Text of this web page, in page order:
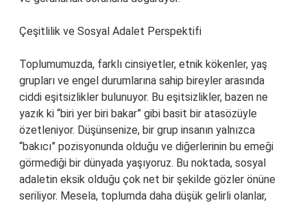
Çeşitlilik ve Sosyal Adalet Perspektifi
Toplumumuzda, farklı cinsiyetler, etnik kökenler, yaş
grupları ve engel durumlarına sahip bireyler arasında
ciddi eşitsizlikler bulunuyor. Bu eşitsizlikler, bazen ne
yazık ki “biri yer biri bakar” gibi basit bir atasözüyle
özetleniyor. Düşünsenize, bir grup insanın yalnızca
“bakıcı” pozisyonunda olduğu ve diğerlerinin bu emeği
görmediği bir dünyada yaşıyoruz. Bu noktada, sosyal
adaletin eksik olduğu çok net bir şekilde gözler önüne
seriliyor. Mesela, toplumda daha düşük gelirli olanlar,